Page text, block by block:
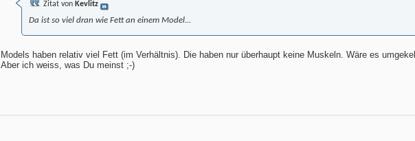
Zitat von Kevlitz
Da ist so viel dran wie Fett an einem Model...
Models haben relativ viel Fett (im Verhältnis). Die haben nur überhaupt keine Muskeln. Wäre es
Aber ich weiss, was Du meinst ;-)